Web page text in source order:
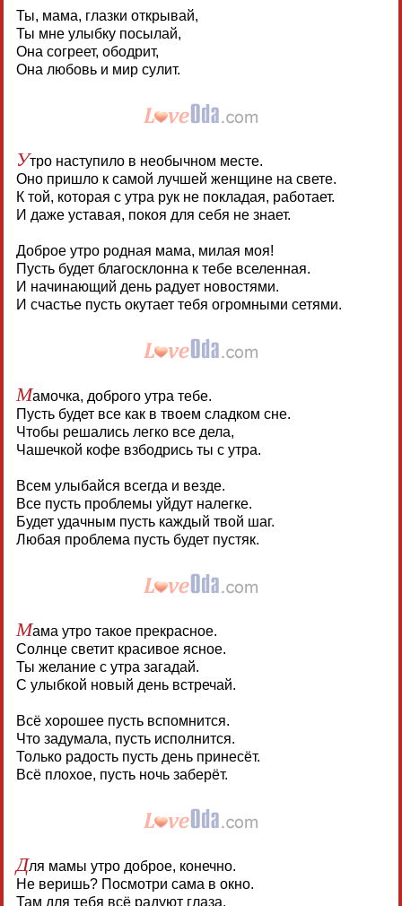
Ты, мама, глазки открывай,
Ты мне улыбку посылай,
Она согреет, ободрит,
Она любовь и мир сулит.
Утро наступило в необычном месте.
Оно пришло к самой лучшей женщине на свете.
К той, которая с утра рук не покладая, работает.
И даже уставая, покоя для себя не знает.
Доброе утро родная мама, милая моя!
Пусть будет благосклонна к тебе вселенная.
И начинающий день радует новостями.
И счастье пусть окутает тебя огромными сетями.
Мамочка, доброго утра тебе.
Пусть будет все как в твоем сладком сне.
Чтобы решались легко все дела,
Чашечкой кофе взбодрись ты с утра.
Всем улыбайся всегда и везде.
Все пусть проблемы уйдут налегке.
Будет удачным пусть каждый твой шаг.
Любая проблема пусть будет пустяк.
Мама утро такое прекрасное.
Солнце светит красивое ясное.
Ты желание с утра загадай.
С улыбкой новый день встречай.
Всё хорошее пусть вспомнится.
Что задумала, пусть исполнится.
Только радость пусть день принесёт.
Всё плохое, пусть ночь заберёт.
Для мамы утро доброе, конечно.
Не веришь? Посмотри сама в окно.
Там для тебя всё радуют глаза.